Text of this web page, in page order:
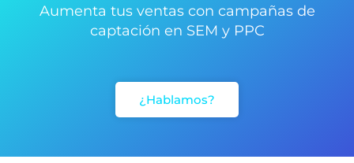
Aumenta tus ventas con campañas de
captación en SEM y PPC
¿Hablamos?